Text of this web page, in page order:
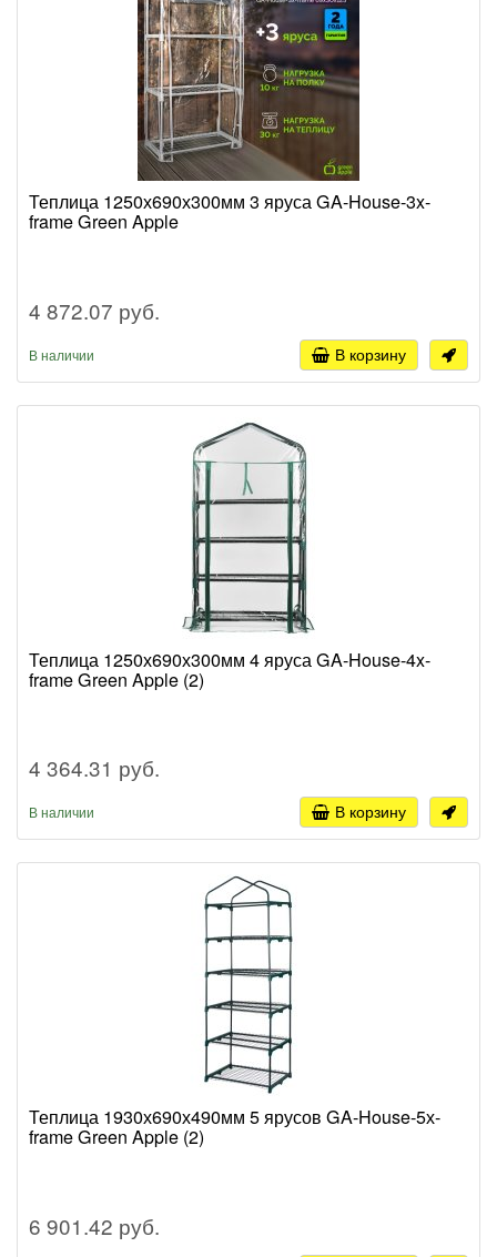
Теплица 1250х690х300мм 3 яруса GA-House-3x-
frame Green Apple
4 872.07 руб.
В наличии В корзину
Теплица 1250х690х300мм 4 яруса GA-House-4x-
frame Green Apple (2)
4 364.31 руб.
В наличии В корзину
Теплица 1930х690х490мм 5 ярусов GA-House-5х-
frame Green Apple (2)
6 901.42 руб.